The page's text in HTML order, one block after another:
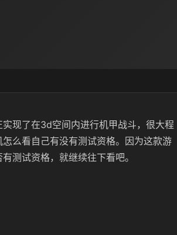
现了在3d空间内进行机甲战斗，很大程
么看自己有没有测试资格。因为这款游
测试资格，就继续往下看吧。